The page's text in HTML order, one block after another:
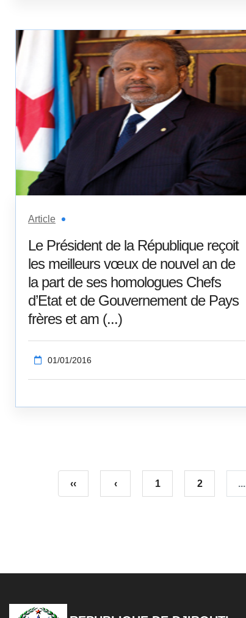
Article
Le Président de la République reçoit
les meilleurs vœux de nouvel an de
la part de ses homologues Chefs
d’Etat et de Gouvernement de Pays
frères et am (...)
01/01/2016
‹‹ ‹ 1 2 ...